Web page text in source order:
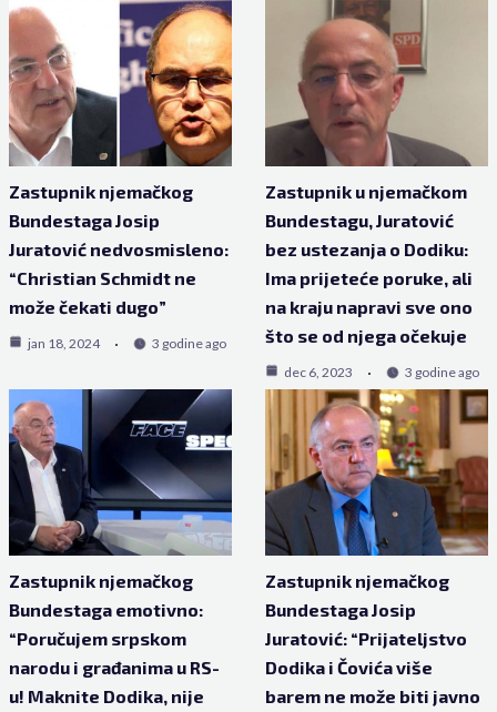
Zastupnik njemačkog
Bundestaga Josip
Juratović nedvosmisleno:
“Christian Schmidt ne
može čekati dugo”
jan 18, 2024 3 godine ago
Zastupnik u njemačkom
Bundestagu, Juratović
bez ustezanja o Dodiku:
Ima prijeteće poruke, ali
na kraju napravi sve ono
što se od njega očekuje
dec 6, 2023 3 godine ago
Zastupnik njemačkog
Bundestaga emotivno:
“Poručujem srpskom
narodu i građanima u RS-
u! Maknite Dodika, nije
Zastupnik njemačkog
Bundestaga Josip
Juratović: “Prijateljstvo
Dodika i Čovića više
barem ne može biti javno